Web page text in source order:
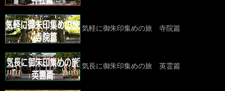
気軽に御朱印集めの旅 寺院篇
気長に御朱印集めの旅 英霊篇